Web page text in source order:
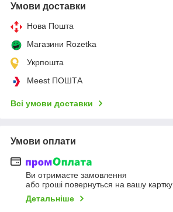
Умови доставки
Нова Пошта
Магазини Rozetka
Укрпошта
Meest ПОШТА
Всі умови доставки
Умови оплати
Ви отримаєте замовлення
або гроші повернуться на вашу картку
Детальніше